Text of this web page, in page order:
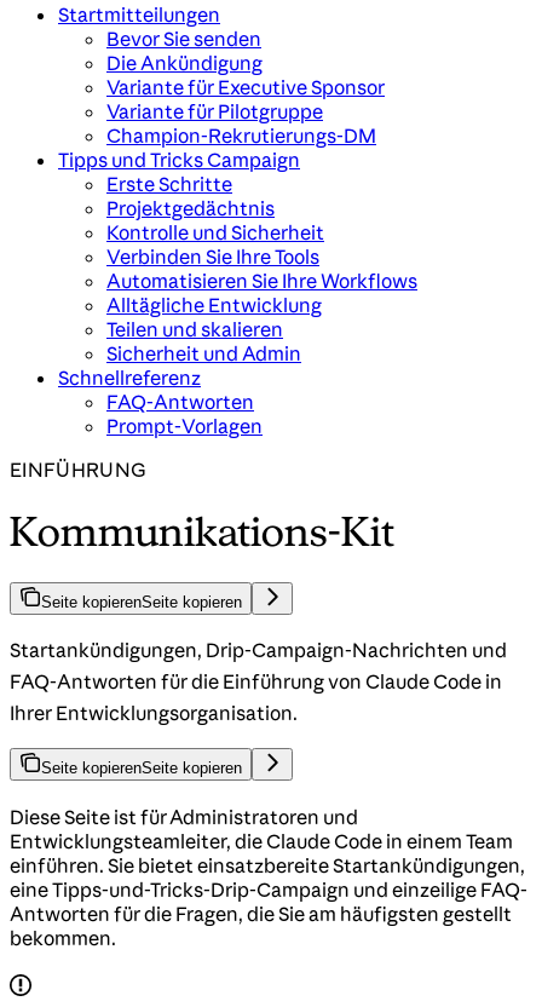
Startmitteilungen
Bevor Sie senden
Die Ankündigung
Variante für Executive Sponsor
Variante für Pilotgruppe
Champion-Rekrutierungs-DM
Tipps und Tricks Campaign
Erste Schritte
Projektgedächtnis
Kontrolle und Sicherheit
Verbinden Sie Ihre Tools
Automatisieren Sie Ihre Workflows
Alltägliche Entwicklung
Teilen und skalieren
Sicherheit und Admin
Schnellreferenz
FAQ-Antworten
Prompt-Vorlagen
EINFÜHRUNG
Kommunikations-Kit
Seite kopierenSeite kopieren
Startankündigungen, Drip-Campaign-Nachrichten und
FAQ-Antworten für die Einführung von Claude Code in
Ihrer Entwicklungsorganisation.
Seite kopierenSeite kopieren
Diese Seite ist für Administratoren und
Entwicklungsteamleiter, die Claude Code in einem Team
einführen. Sie bietet einsatzbereite Startankündigungen,
eine Tipps-und-Tricks-Drip-Campaign und einzeilige FAQ-
Antworten für die Fragen, die Sie am häufigsten gestellt
bekommen.